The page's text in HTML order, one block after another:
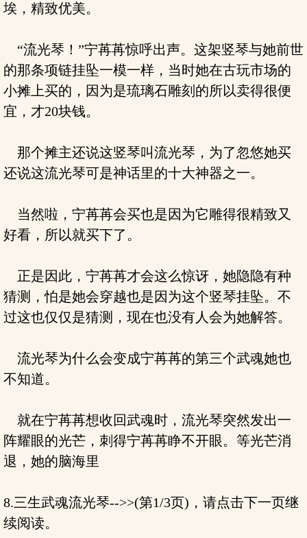
埃，精致优美。
“流光琴！”宁苒苒惊呼出声。这架竖琴与她前世
的那条项链挂坠一模一样，当时她在古玩市场的
小摊上买的，因为是琉璃石雕刻的所以卖得很便
宜，才20块钱。
那个摊主还说这竖琴叫流光琴，为了忽悠她买
还说这流光琴可是神话里的十大神器之一。
当然啦，宁苒苒会买也是因为它雕得很精致又
好看，所以就买下了。
正是因此，宁苒苒才会这么惊讶，她隐隐有种
猜测，怕是她会穿越也是因为这个竖琴挂坠。不
过这也仅仅是猜测，现在也没有人会为她解答。
流光琴为什么会变成宁苒苒的第三个武魂她也
不知道。
就在宁苒苒想收回武魂时，流光琴突然发出一
阵耀眼的光芒，刺得宁苒苒睁不开眼。等光芒消
退，她的脑海里
8.三生武魂流光琴-->>(第1/3页)，请点击下一页继
续阅读。